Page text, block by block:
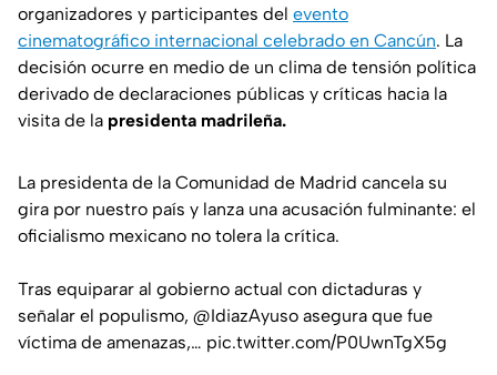
organizadores y participantes del evento
cinematográfico internacional celebrado en Cancún. La
decisión ocurre en medio de un clima de tensión política
derivado de declaraciones públicas y críticas hacia la
visita de la presidenta madrileña.
La presidenta de la Comunidad de Madrid cancela su
gira por nuestro país y lanza una acusación fulminante: el
oficialismo mexicano no tolera la crítica.
Tras equiparar al gobierno actual con dictaduras y
señalar el populismo, @IdiazAyuso asegura que fue
víctima de amenazas,… pic.twitter.com/P0UwnTgX5g